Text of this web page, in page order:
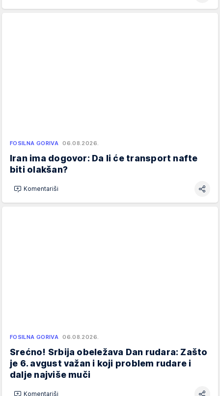
FOSILNA GORIVA 06.08.2026.
Iran ima dogovor: Da li će transport nafte
biti olakšan?
Komentariši
FOSILNA GORIVA 06.08.2026.
Srećno! Srbija obeležava Dan rudara: Zašto
je 6. avgust važan i koji problem rudare i
dalje najviše muči
Komentariši